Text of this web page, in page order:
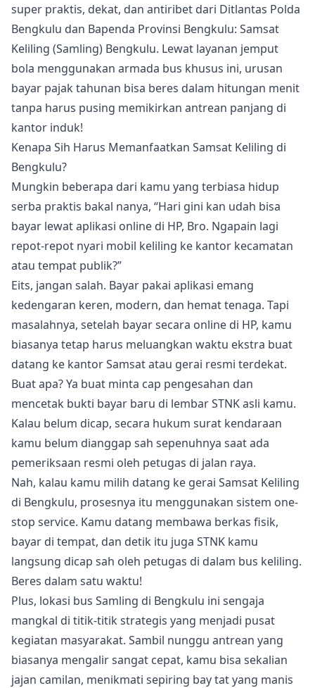
super praktis, dekat, dan antiribet dari Ditlantas Polda
Bengkulu dan Bapenda Provinsi Bengkulu: Samsat
Keliling (Samling) Bengkulu. Lewat layanan jemput
bola menggunakan armada bus khusus ini, urusan
bayar pajak tahunan bisa beres dalam hitungan menit
tanpa harus pusing memikirkan antrean panjang di
kantor induk!
Kenapa Sih Harus Memanfaatkan Samsat Keliling di
Bengkulu?
Mungkin beberapa dari kamu yang terbiasa hidup
serba praktis bakal nanya, “Hari gini kan udah bisa
bayar lewat aplikasi online di HP, Bro. Ngapain lagi
repot-repot nyari mobil keliling ke kantor kecamatan
atau tempat publik?”
Eits, jangan salah. Bayar pakai aplikasi emang
kedengaran keren, modern, dan hemat tenaga. Tapi
masalahnya, setelah bayar secara online di HP, kamu
biasanya tetap harus meluangkan waktu ekstra buat
datang ke kantor Samsat atau gerai resmi terdekat.
Buat apa? Ya buat minta cap pengesahan dan
mencetak bukti bayar baru di lembar STNK asli kamu.
Kalau belum dicap, secara hukum surat kendaraan
kamu belum dianggap sah sepenuhnya saat ada
pemeriksaan resmi oleh petugas di jalan raya.
Nah, kalau kamu milih datang ke gerai Samsat Keliling
di Bengkulu, prosesnya itu menggunakan sistem one-
stop service. Kamu datang membawa berkas fisik,
bayar di tempat, dan detik itu juga STNK kamu
langsung dicap sah oleh petugas di dalam bus keliling.
Beres dalam satu waktu!
Plus, lokasi bus Samling di Bengkulu ini sengaja
mangkal di titik-titik strategis yang menjadi pusat
kegiatan masyarakat. Sambil nunggu antrean yang
biasanya mengalir sangat cepat, kamu bisa sekalian
jajan camilan, menikmati sepiring bay tat yang manis